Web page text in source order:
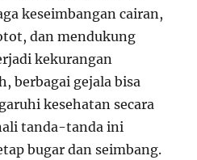
keseimbangan cairan,
dan mendukung
kekurangan
berbagai gejala bisa
kesehatan secara
tanda-tanda ini
bugar dan seimbang.